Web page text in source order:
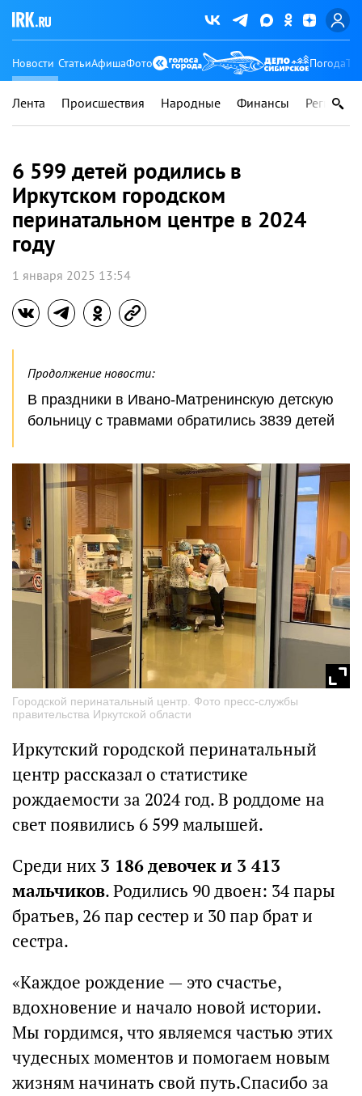
Новости СтатьиАфишаФото Погода
Лента Происшествия Народные Финансы Регионы
6 599 детей родились в
Иркутском городском
перинатальном центре в 2024
году
1 января 2025 13:54
Продолжение новости:
В праздники в Ивано-Матренинскую детскую
больницу с травмами обратились 3839 детей
Городской перинатальный центр. Фото пресс-службы
правительства Иркутской области
Иркутский городской перинатальный
центр рассказал о статистике
рождаемости за 2024 год. В роддоме на
свет появились 6 599 малышей.
Среди них 3 186 девочек и 3 413
мальчиков. Родились 90 двоен: 34 пары
братьев, 26 пар сестер и 30 пар брат и
сестра.
«Каждое рождение — это счастье,
вдохновение и начало новой истории.
Мы гордимся, что являемся частью этих
чудесных моментов и помогаем новым
жизням начинать свой путь.Спасибо за